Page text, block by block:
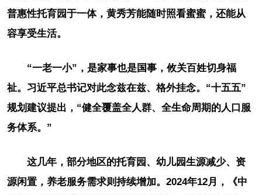
普惠性托育园于一体，黄秀芳能随时照看蜜蜜，还能从
容享受生活。
“一老一小”，是家事也是国事，攸关百姓切身福
祉。习近平总书记对此念兹在兹、格外挂念。“十五五”
规划建议提出，“健全覆盖全人群、全生命周期的人口服
务体系。”
这几年，部分地区的托育园、幼儿园生源减少、资
源闲置，养老服务需求则持续增加。2024年12月，《中